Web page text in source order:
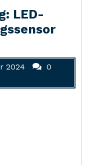
LED-
2024
0